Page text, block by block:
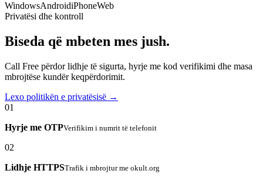
WindowsAndroidiPhoneWeb
Privatësi dhe kontroll
Biseda që mbeten mes jush.
Call Free përdor lidhje të sigurta, hyrje me kod verifikimi dhe masa
mbrojtëse kundër keqpërdorimit.
Lexo politikën e privatësisë →
01
Hyrje me OTPVerifikim i numrit të telefonit
02
Lidhje HTTPSTrafik i mbrojtur me okult.org